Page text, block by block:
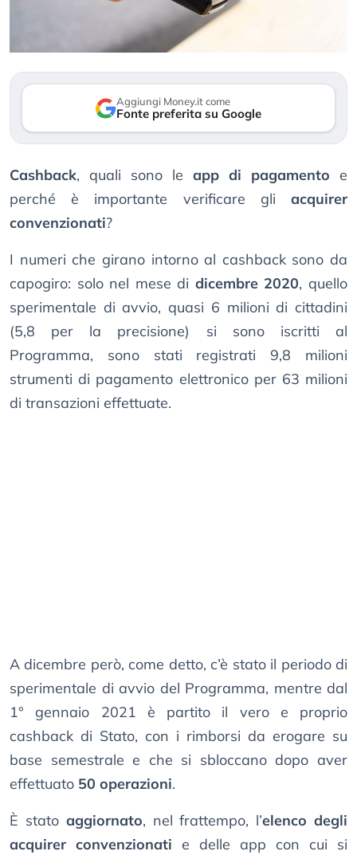
Aggiungi Money.it come
Fonte preferita su Google
Cashback, quali sono le app di pagamento e
perché è importante verificare gli acquirer
convenzionati?
I numeri che girano intorno al cashback sono da
capogiro: solo nel mese di dicembre 2020, quello
sperimentale di avvio, quasi 6 milioni di cittadini
(5,8 per la precisione) si sono iscritti al
Programma, sono stati registrati 9,8 milioni
strumenti di pagamento elettronico per 63 milioni
di transazioni effettuate.
A dicembre però, come detto, c’è stato il periodo di
sperimentale di avvio del Programma, mentre dal
1° gennaio 2021 è partito il vero e proprio
cashback di Stato, con i rimborsi da erogare su
base semestrale e che si sbloccano dopo aver
effettuato 50 operazioni.
È stato aggiornato, nel frattempo, l’elenco degli
acquirer convenzionati e delle app con cui si